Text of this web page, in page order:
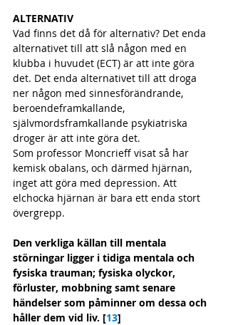
ALTERNATIV
Vad finns det då för alternativ? Det enda
alternativet till att slå någon med en
klubba i huvudet (ECT) är att inte göra
det. Det enda alternativet till att droga
ner någon med sinnesförändrande,
beroendeframkallande,
självmordsframkallande psykiatriska
droger är att inte göra det.
Som professor Moncrieff visat så har
kemisk obalans, och därmed hjärnan,
inget att göra med depression. Att
elchocka hjärnan är bara ett enda stort
övergrepp.
Den verkliga källan till mentala
störningar ligger i tidiga mentala och
fysiska trauman; fysiska olyckor,
förluster, mobbning samt senare
händelser som påminner om dessa och
håller dem vid liv. [13]